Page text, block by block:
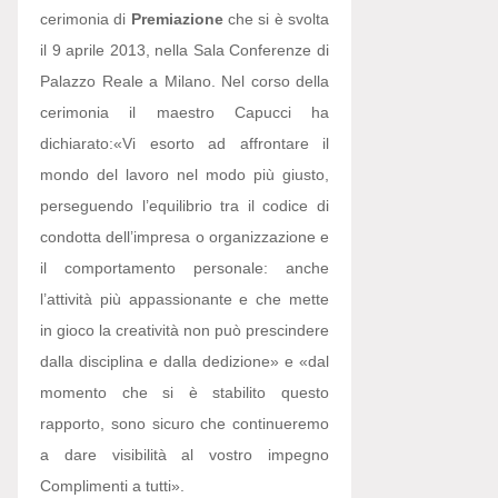
cerimonia di Premiazioneche si è svolta
il 9 aprile 2013, nella Sala Conferenze di
Palazzo Reale a Milano. Nel corso della
cerimonia il maestro Capucci ha
dichiarato:«Vi esorto ad affrontare il
mondo del lavoro nel modo più giusto,
perseguendo l’equilibrio tra il codice di
condotta dell’impresa o organizzazione e
il comportamento personale: anche
l’attività più appassionante e che mette
in gioco la creatività non può prescindere
dalla disciplina e dalla dedizione» e «dal
momento che si è stabilito questo
rapporto, sono sicuro che continueremo
a dare visibilità al vostro impegno
Complimenti a tutti».